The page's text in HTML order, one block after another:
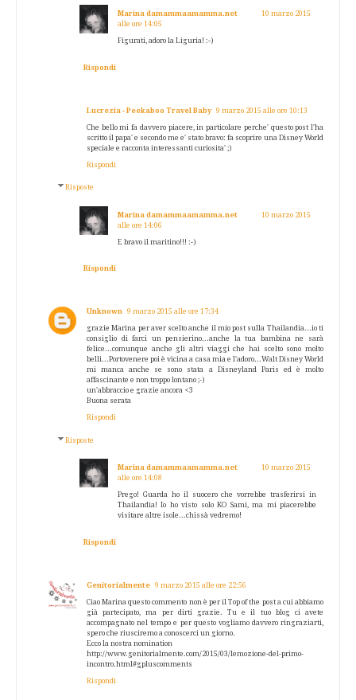
Marina damammaamamma.net
10 marzo 2015
alle ore 14:05
Figurati, adoro la Liguria! :-)
Rispondi
Lucrezia - Peekaboo Travel Baby 9 marzo 2015 alle ore 10:13
Che bello mi fa davvero piacere, in particolare perche' questo post l'ha
scritto il papa' e secondo me e' stato bravo: fa scoprire una Disney World
speciale e racconta interessanti curiosita' ;)
Rispondi
Risposte
Marina damammaamamma.net
10 marzo 2015
alle ore 14:06
E bravo il maritino!!! :-)
Rispondi
Unknown 9 marzo 2015 alle ore 17:34
grazie Marina per aver scelto anche il mio post sulla Thailandia...io ti
consiglio di farci un pensierino...anche la tua bambina ne sarà
felice...comunque anche gli altri viaggi che hai scelto sono molto
belli...Portovenere poi è vicina a casa mia e l'adoro...Walt Disney World
mi manca anche se sono stata a Disneyland Paris ed è molto
affascinante e non troppo lontano ;-)
un'abbraccio e grazie ancora <3
Buona serata
Rispondi
Risposte
Marina damammaamamma.net
10 marzo 2015
alle ore 14:08
Prego! Guarda ho il suocero che vorrebbe trasferirsi in
Thailandia! Io ho visto solo KO Sami, ma mi piacerebbe
visitare altre isole...chissà vedremo!
Rispondi
Genitorialmente 9 marzo 2015 alle ore 22:56
Ciao Marina questo commento non è per il Top of the post a cui abbiamo
già partecipato, ma per dirti grazie. Tu e il tuo blog ci avete
accompagnato nel tempo e per questo vogliamo davvero ringraziarti,
spero che riusciremo a conoscerci un giorno.
Ecco la nostra nomination
http://www.genitorialmente.com/2015/03/lemozione-del-primo-
incontro.html#gpluscomments
Rispondi